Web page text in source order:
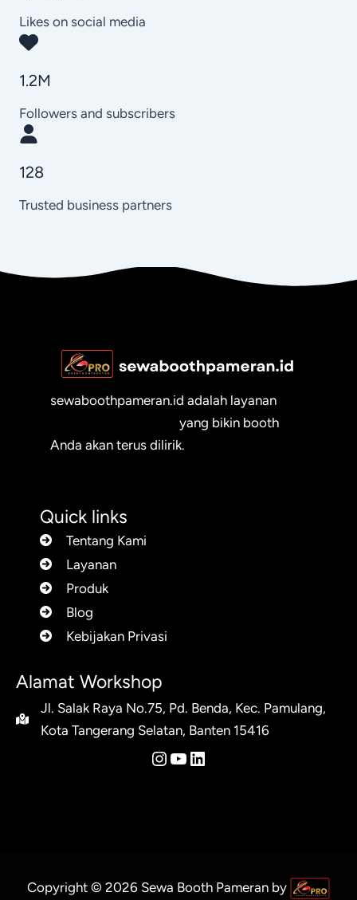
Likes on social media
1.2M
Followers and subscribers
128
Trusted business partners
sewaboothpameran.id adalah layanan
yang bikin booth
Anda akan terus dilirik.
Quick links
Tentang Kami
Layanan
Produk
Blog
Kebijakan Privasi
Alamat Workshop
Jl. Salak Raya No.75, Pd. Benda, Kec. Pamulang,
Kota Tangerang Selatan, Banten 15416
Instagram
YouTube
LinkedIn
Copyright © 2026 Sewa Booth Pameran by